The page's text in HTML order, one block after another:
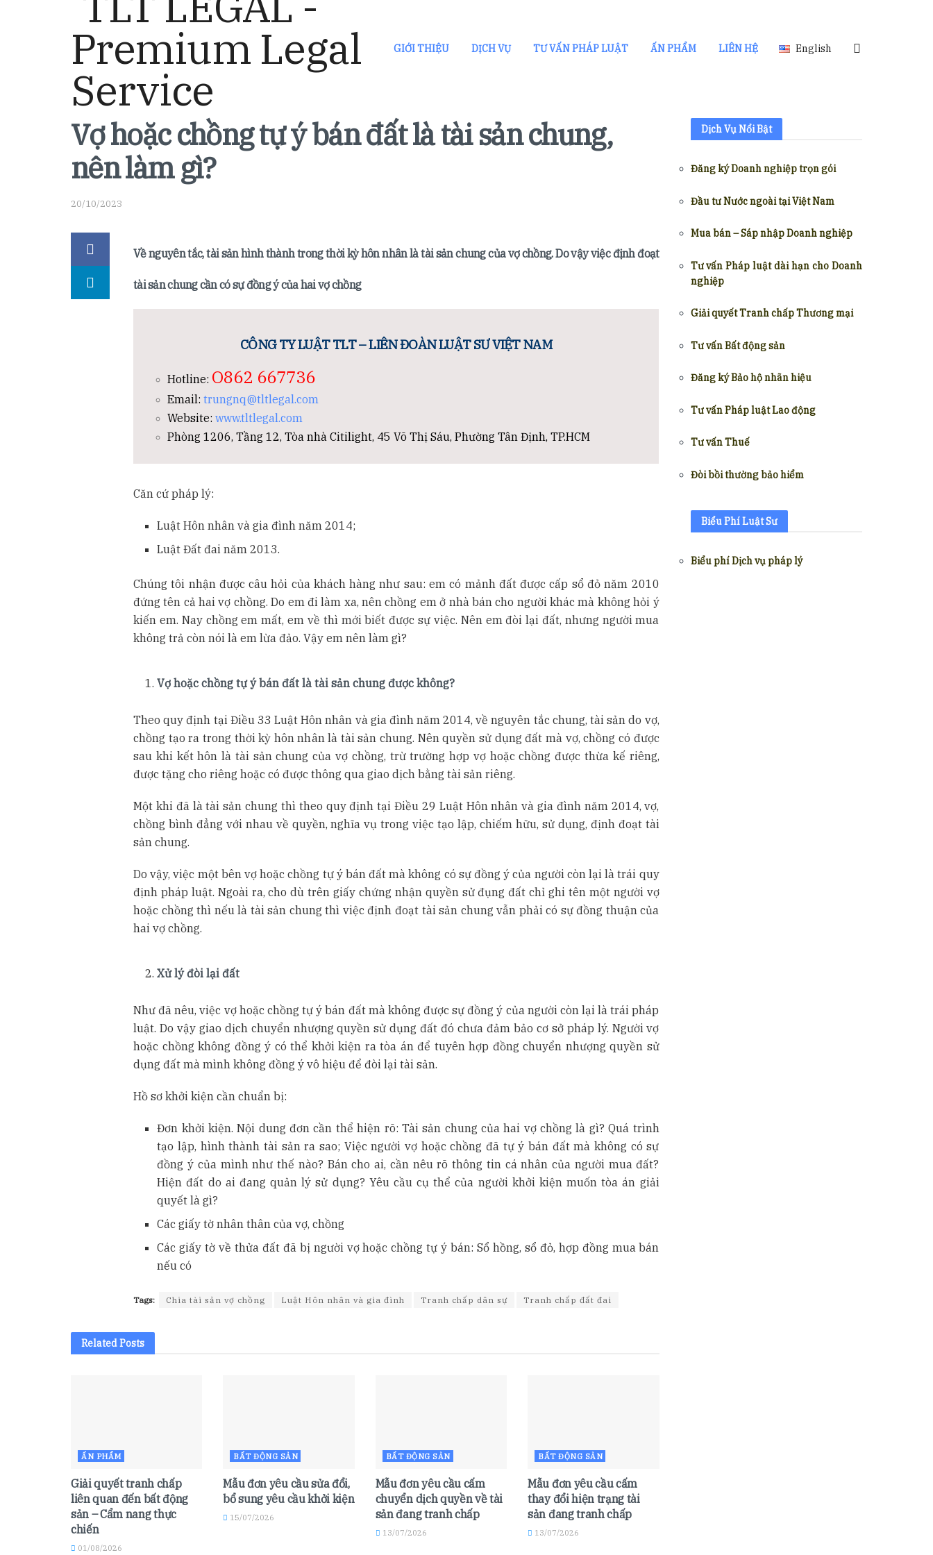
GIỚI THIỆU DỊCH VỤ TƯ VẤN PHÁP LUẬT ẤN PHẨM LIÊN HỆ English
Vợ hoặc chồng tự ý bán đất là tài sản chung,
nên làm gì?
20/10/2023
Về nguyên tắc, tài sản hình thành trong thời kỳ hôn nhân là tài sản chung của vợ chồng. Do vậy việc định đoạt
tài sản chung cần có sự đồng ý của hai vợ chồng
CÔNG TY LUẬT TLT – LIÊN ĐOÀN LUẬT SƯ VIỆT NAM
Hotline: O862 667736
Email: trungnq@tltlegal.com
Website:www.tltlegal.com
Phòng 1206, Tầng 12, Tòa nhà Citilight, 45 Võ Thị Sáu, Phường Tân Định, TP.HCM
Căn cứ pháp lý:
Luật Hôn nhân và gia đình năm 2014;
Luật Đất đai năm 2013.
Chúng tôi nhận được câu hỏi của khách hàng như sau: em có mảnh đất được cấp sổ đỏ năm 2010
đứng tên cả hai vợ chồng. Do em đi làm xa, nên chồng em ở nhà bán cho người khác mà không hỏi ý
kiến em. Nay chồng em mất, em về thì mới biết được sự việc. Nên em đòi lại đất, nhưng người mua
không trả còn nói là em lừa đảo. Vậy em nên làm gì?
Vợ hoặc chồng tự ý bán đất là tài sản chung được không?
Theo quy định tại Điều 33 Luật Hôn nhân và gia đình năm 2014, về nguyên tắc chung, tài sản do vợ,
chồng tạo ra trong thời kỳ hôn nhân là tài sản chung. Nên quyền sử dụng đất mà vợ, chồng có được
sau khi kết hôn là tài sản chung của vợ chồng, trừ trường hợp vợ hoặc chồng được thừa kế riêng,
được tặng cho riêng hoặc có được thông qua giao dịch bằng tài sản riêng.
Một khi đã là tài sản chung thì theo quy định tại Điều 29 Luật Hôn nhân và gia đình năm 2014, vợ,
chồng bình đẳng với nhau về quyền, nghĩa vụ trong việc tạo lập, chiếm hữu, sử dụng, định đoạt tài
sản chung.
Do vậy, việc một bên vợ hoặc chồng tự ý bán đất mà không có sự đồng ý của người còn lại là trái quy
định pháp luật. Ngoài ra, cho dù trên giấy chứng nhận quyền sử đụng đất chỉ ghi tên một người vợ
hoặc chồng thì nếu là tài sản chung thì việc định đoạt tài sản chung vẫn phải có sự đồng thuận của
hai vợ chồng.
Xử lý đòi lại đất
Như đã nêu, việc vợ hoặc chồng tự ý bán đất mà không được sự đồng ý của người còn lại là trái pháp
luật. Do vậy giao dịch chuyển nhượng quyền sử dụng đất đó chưa đảm bảo cơ sở pháp lý. Người vợ
hoặc chồng không đồng ý có thể khởi kiện ra tòa án để tuyên hợp đồng chuyển nhượng quyền sử
dụng đất mà mình không đồng ý vô hiệu để đòi lại tài sản.
Hồ sơ khởi kiện cần chuẩn bị:
Đơn khởi kiện. Nội dung đơn cần thể hiện rõ: Tài sản chung của hai vợ chồng là gì? Quá trình
tạo lập, hình thành tài sản ra sao; Việc người vợ hoặc chồng đã tự ý bán đất mà không có sự
đồng ý của mình như thế nào? Bán cho ai, cần nêu rõ thông tin cá nhân của người mua đất?
Hiện đất do ai đang quản lý sử dụng? Yêu cầu cụ thể của người khởi kiện muốn tòa án giải
quyết là gì?
Các giấy tờ nhân thân của vợ, chồng
Các giấy tờ về thửa đất đã bị người vợ hoặc chồng tự ý bán: Sổ hồng, sổ đỏ, hợp đồng mua bán
nếu có
Tags: Chia tài sản vợ chồng Luật Hôn nhân và gia đình Tranh chấp dân sự Tranh chấp đất đai
RelatedPosts
ẤN PHẨM
Giải quyết tranh chấp
liên quan đến bất động
sản – Cẩm nang thực
chiến
01/08/2026
BẤT ĐỘNG SẢN
Mẫu đơn yêu cầu sửa đổi,
bổ sung yêu cầu khởi kiện
15/07/2026
BẤT ĐỘNG SẢN
Mẫu đơn yêu cầu cấm
chuyển dịch quyền về tài
sản đang tranh chấp
13/07/2026
BẤT ĐỘNG SẢN
Mẫu đơn yêu cầu cấm
thay đổi hiện trạng tài
sản đang tranh chấp
13/07/2026
Dịch Vụ Nổi Bật
Đăng ký Doanh nghiệp trọn gói
Đầu tư Nước ngoài tại Việt Nam
Mua bán – Sáp nhập Doanh nghiệp
Tư vấn Pháp luật dài hạn cho Doanh
nghiệp
Giải quyết Tranh chấp Thương mại
Tư vấn Bất động sản
Đăng ký Bảo hộ nhãn hiệu
Tư vấn Pháp luật Lao động
Tư vấn Thuế
Đòi bồi thường bảo hiểm
Biểu Phí Luật Sư
Biểu phí Dịch vụ pháp lý